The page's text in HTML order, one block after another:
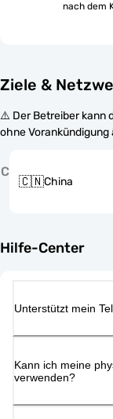
nach dem
Ziele &
⚠️ Der Betreiber kann
ohne Vorankündigung
C
🇨🇳China
Hilfe-Center
Unterstützt mein
Kann ich meine
verwenden?